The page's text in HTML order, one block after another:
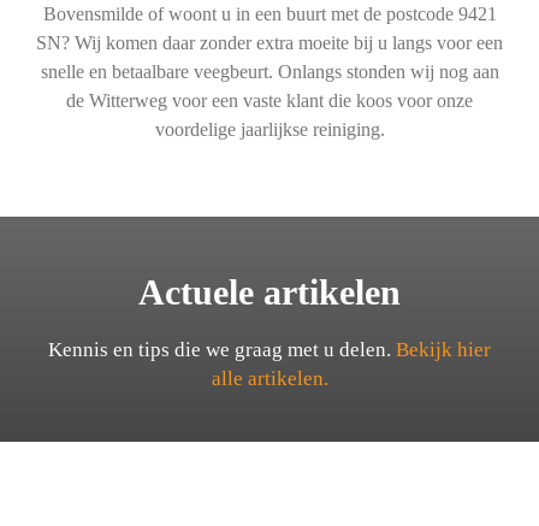
Bovensmilde of woont u in een buurt met de postcode 9421
SN? Wij komen daar zonder extra moeite bij u langs voor een
snelle en betaalbare veegbeurt. Onlangs stonden wij nog aan
de Witterweg voor een vaste klant die koos voor onze
voordelige jaarlijkse reiniging.
Actuele artikelen
Kennis en tips die we graag met u delen. Bekijk hier
alle artikelen.